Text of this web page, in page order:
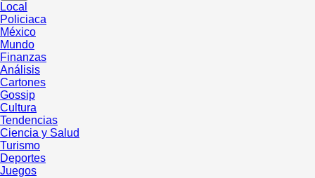
Local
Policiaca
México
Mundo
Finanzas
Análisis
Cartones
Gossip
Cultura
Tendencias
Ciencia y Salud
Turismo
Deportes
Juegos